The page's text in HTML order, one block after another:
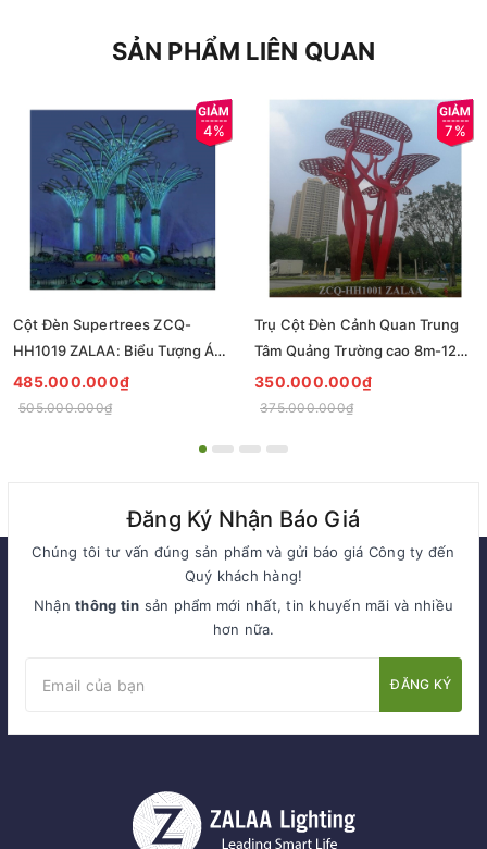
SẢN PHẨM LIÊN QUAN
4%
Cột Đèn Supertrees ZCQ-
HH1019 ZALAA: Biểu Tượng Ánh
Sáng Cho Đại Đô Thị
485.000.000₫
505.000.000₫
7%
Trụ Cột Đèn Cảnh Quan Trung
Tâm Quảng Trường cao 8m-12m
ZCQ-HH1001 ZALAA Fortune
Tree Series
350.000.000₫
375.000.000₫
Đăng Ký Nhận Báo Giá
Chúng tôi tư vấn đúng sản phẩm và gửi báo giá Công ty đến
Quý khách hàng!
Nhậnthông tin sản phẩm mới nhất, tin khuyến mãi và nhiều
hơn nữa.
ĐĂNG KÝ